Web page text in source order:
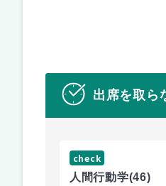
出席を取ら
check
人間行動学(46)